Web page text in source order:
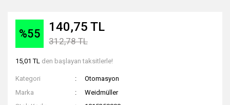
%55 140,75 TL
312,78 TL
15,01 TL den başlayan taksitlerle!
Kategori
Otomasyon
Marka
Weidmüller